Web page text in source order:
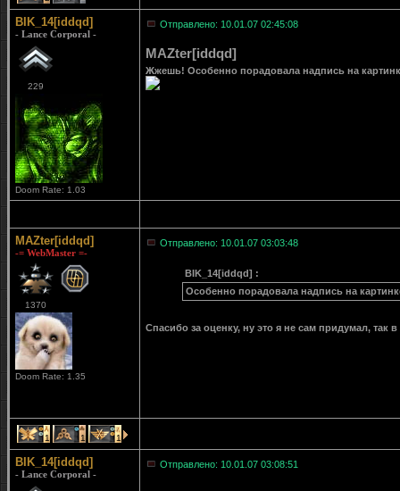
BIK_14[iddqd]
- Lance Corporal -
229
Doom Rate: 1.03
Отправлено: 10.01.07 02:45:08
MAZter[iddqd]
Жжешь! Особенно порадовала надпись на
MAZter[iddqd]
-= WebMaster =-
1370
Doom Rate: 1.35
Отправлено: 10.01.07 03:03:48
BIK_14[iddqd] :
Особенно порадовала надпись на
Спасибо за оценку, ну это я не сам придумал, так
1 1 1
BIK_14[iddqd]
- Lance Corporal -
Отправлено: 10.01.07 03:08:51